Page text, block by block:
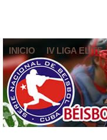
INICIO IV LIGA ELITE